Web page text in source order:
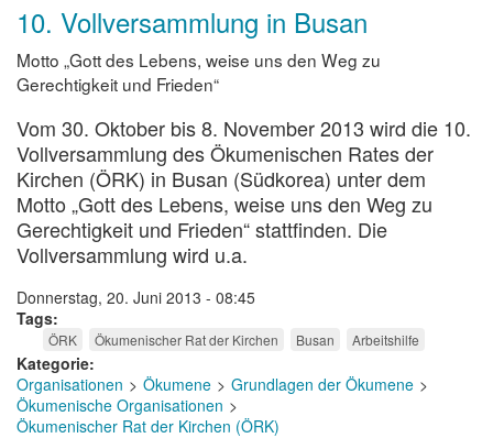
10. Vollversammlung in Busan
Motto „Gott des Lebens, weise uns den Weg zu
Gerechtigkeit und Frieden“
Vom 30. Oktober bis 8. November 2013 wird die 10.
Vollversammlung des Ökumenischen Rates der
Kirchen (ÖRK) in Busan (Südkorea) unter dem
Motto „Gott des Lebens, weise uns den Weg zu
Gerechtigkeit und Frieden“ stattfinden. Die
Vollversammlung wird u.a.
Donnerstag, 20. Juni 2013 - 08:45
Tags
ÖRK Ökumenischer Rat der Kirchen Busan Arbeitshilfe
Kategorie
Organisationen
Ökumene
Grundlagen der Ökumene
Ökumenische Organisationen
Ökumenischer Rat der Kirchen (ÖRK)